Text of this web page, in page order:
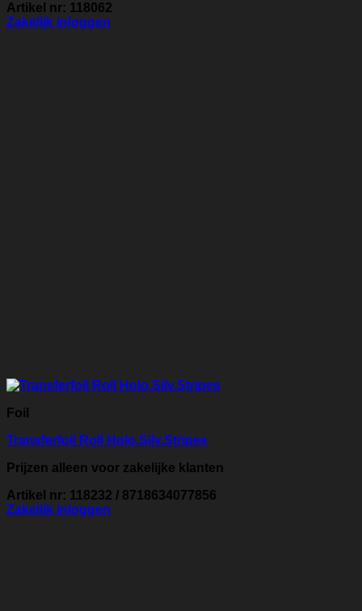
Artikel nr: 118062
Zakelijk inloggen
Foil
Transferfoil Roll Holo.Silv.Stripes
Prijzen alleen voor zakelijke klanten
Artikel nr: 118232 / 8718634077856
Zakelijk inloggen